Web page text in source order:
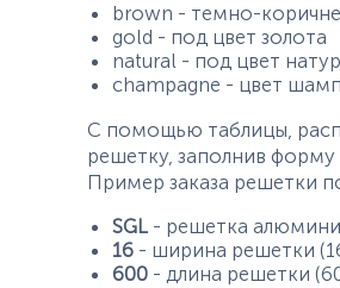
brown - темно-
gold - под цвет золота
natural - под цвет
champagne - цвет
С помощью таблицы,
решетку, заполнив форму
Пример заказа решетки
SGL - решетка
16 - ширина решетки
600- длина решетки